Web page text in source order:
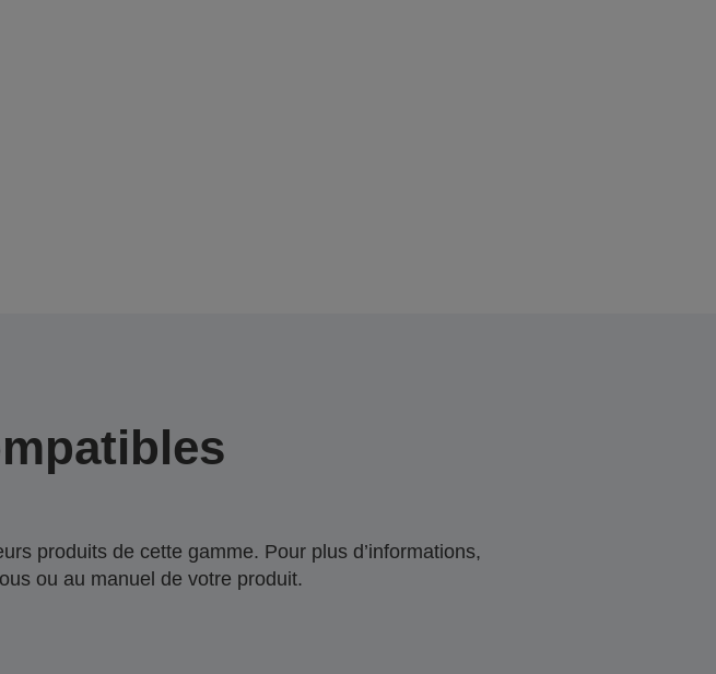
produits de cette gamme. Pour plus d’informations,
ou au manuel de votre produit.